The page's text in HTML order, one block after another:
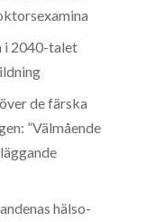
i 2040-talet
de färska
”Välmående
hälso-